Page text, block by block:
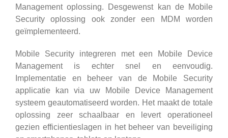
Management oplossing. Desgewenst kan de Mobile
Security oplossing ook zonder een MDM worden
geïmplementeerd.
Mobile Security integreren met een Mobile Device
Management is echter snel en eenvoudig.
Implementatie en beheer van de Mobile Security
applicatie kan via uw Mobile Device Management
systeem geautomatiseerd worden. Het maakt de totale
oplossing zeer schaalbaar en levert operationeel
gezien efficientieslagen in het beheer van beveiliging